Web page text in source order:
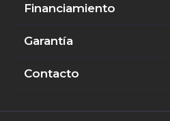
Financiamiento
Garantía
Contacto